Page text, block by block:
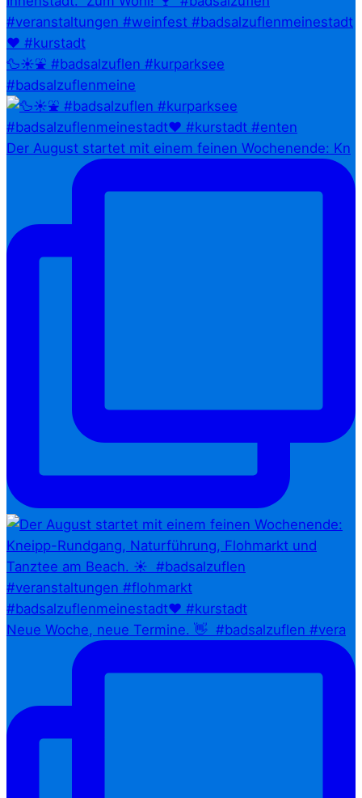
🦆☀️⛲ #badsalzuflen #kurparksee
#badsalzuflenmeine
Der August startet mit einem feinen Wochenende: Kn
Neue Woche, neue Termine. 👋⁠ ⁠ #badsalzuflen #vera